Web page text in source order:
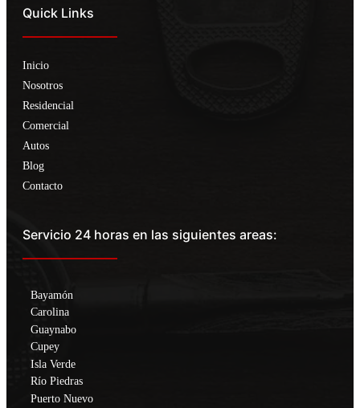
Quick Links
Inicio
Nosotros
Residencial
Comercial
Autos
Blog
Contacto
Servicio 24 horas en las siguientes areas:
Bayamón
Carolina
Guaynabo
Cupey
Isla Verde
Río Piedras
Puerto Nuevo